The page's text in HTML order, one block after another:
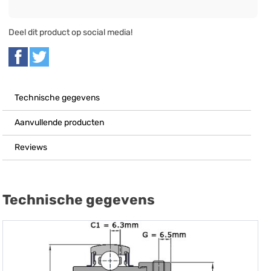
Deel dit product op social media!
Technische gegevens
Aanvullende producten
Reviews
Technische gegevens